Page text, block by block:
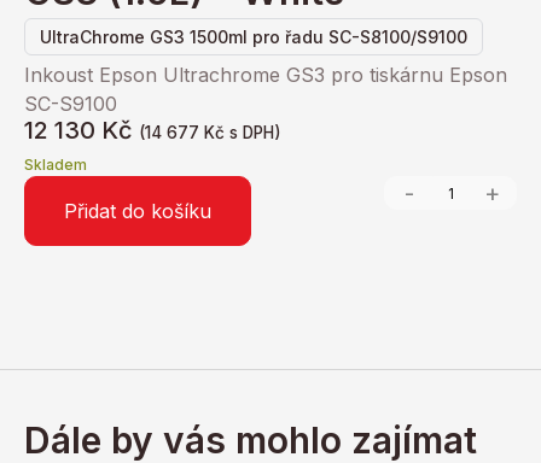
UltraChrome GS3 1500ml pro řadu SC-S8100/S9100
Inkoust Epson Ultrachrome GS3 pro tiskárnu Epson
SC-S9100
12 130 Kč (14 677 Kč s DPH)
Skladem
- +
Přidat do košíku
Dále by vás mohlo zajímat